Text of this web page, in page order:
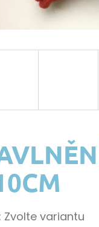
Zvolte variantu